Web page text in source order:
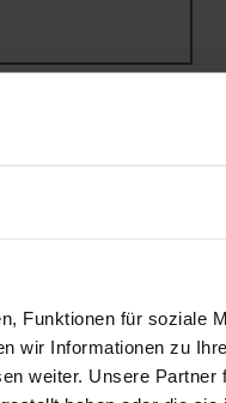
Funktionen für soziale
wir Informationen zu
weiter. Unsere Partner
der Lieferadresse